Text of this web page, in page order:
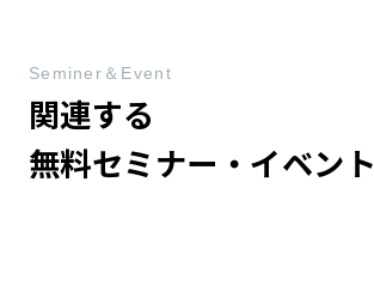
関連する
無料セミナー・イベント
Seminer＆Event